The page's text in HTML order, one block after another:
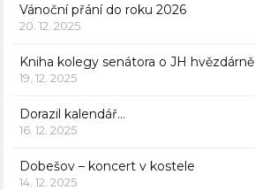
Vánoční přání do roku 2026
20. 12. 2025
Kniha kolegy senátora o JH hvězdárně
19. 12. 2025
Dorazil kalendář…
16. 12. 2025
Dobešov – koncert v kostele
14. 12. 2025